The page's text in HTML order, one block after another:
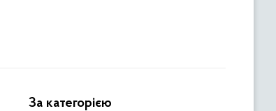
За категорією